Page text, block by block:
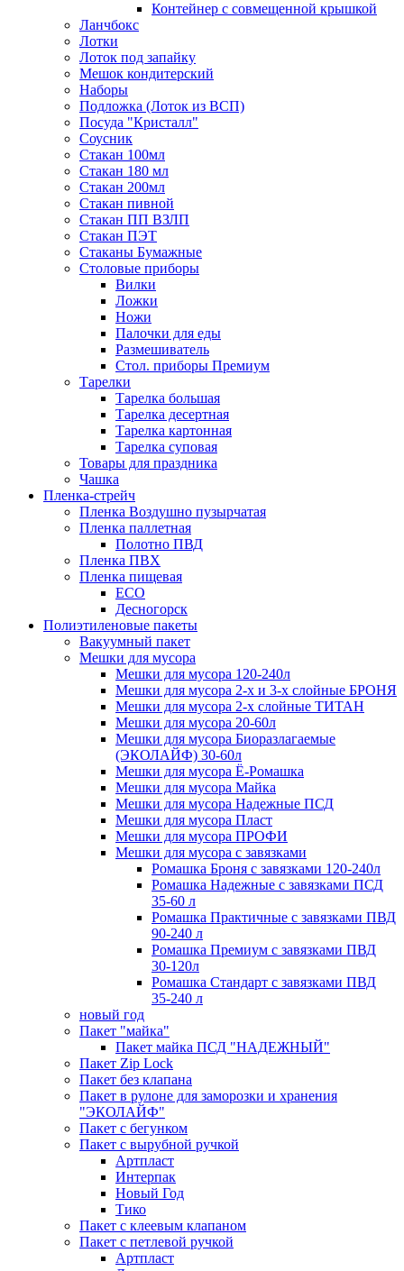
Контейнер с совмещенной крышкой
Ланчбокс
Лотки
Лоток под запайку
Мешок кондитерский
Наборы
Подложка (Лоток из ВСП)
Посуда "Кристалл"
Соусник
Стакан 100мл
Стакан 180 мл
Стакан 200мл
Стакан пивной
Стакан ПП ВЗЛП
Стакан ПЭТ
Стаканы Бумажные
Столовые приборы
Вилки
Ложки
Ножи
Палочки для еды
Размешиватель
Стол. приборы Премиум
Тарелки
Тарелка большая
Тарелка десертная
Тарелка картонная
Тарелка суповая
Товары для праздника
Чашка
Пленка-стрейч
Пленка Воздушно пузырчатая
Пленка паллетная
Полотно ПВД
Пленка ПВХ
Пленка пищевая
ECO
Десногорск
Полиэтиленовые пакеты
Вакуумный пакет
Мешки для мусора
Мешки для мусора 120-240л
Мешки для мусора 2-х и 3-х слойные БРОНЯ
Мешки для мусора 2-х слойные ТИТАН
Мешки для мусора 20-60л
Мешки для мусора Биоразлагаемые
(ЭКОЛАЙФ) 30-60л
Мешки для мусора Ё-Ромашка
Мешки для мусора Майка
Мешки для мусора Надежные ПСД
Мешки для мусора Пласт
Мешки для мусора ПРОФИ
Мешки для мусора с завязками
Ромашка Броня с завязками 120-240л
Ромашка Надежные с завязками ПСД
35-60 л
Ромашка Практичные с завязками ПВД
90-240 л
Ромашка Премиум с завязками ПВД
30-120л
Ромашка Стандарт с завязками ПВД
35-240 л
новый год
Пакет "майка"
Пакет майка ПСД "НАДЕЖНЫЙ"
Пакет Zip Lock
Пакет без клапана
Пакет в рулоне для заморозки и хранения
"ЭКОЛАЙФ"
Пакет с бегунком
Пакет с вырубной ручкой
Артпласт
Интерпак
Новый Год
Тико
Пакет с клеевым клапаном
Пакет с петлевой ручкой
Артпласт